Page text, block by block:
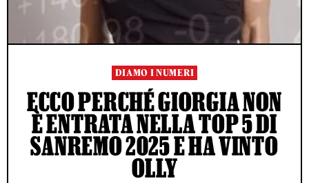
DIAMO I NUMERI
ECCO PERCHÉ GIORGIA NON
È ENTRATA NELLA TOP 5 DI
SANREMO 2025 E HA VINTO
OLLY